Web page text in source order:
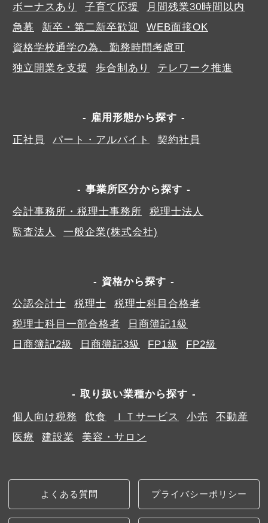
ボーナスあり
子育て応援
月間残業30時間以内
急募
新卒・第二新卒歓迎
WEB面接OK
資格学校通学の為、勤務時間考慮可
独立開業を支援
歩合制あり テレワーク推進
雇用形態から探す
正社員
パート・アルバイト 契約社員
事業所区分から探す
会計事務所・税理士事務所
税理士法人
監査法人
一般企業(株式会社)
資格から探す
公認会計士
税理士
税理士科目合格者
税理士科目一部合格者
日商簿記1級
日商簿記2級
日商簿記3級 FP1級 FP2級
取り扱い業種から探す
個人向け税務
飲食 ＩＴサービス 小売
不動産
医療
建設業 美容・サロン
よくある質問 プライバシーポリシー